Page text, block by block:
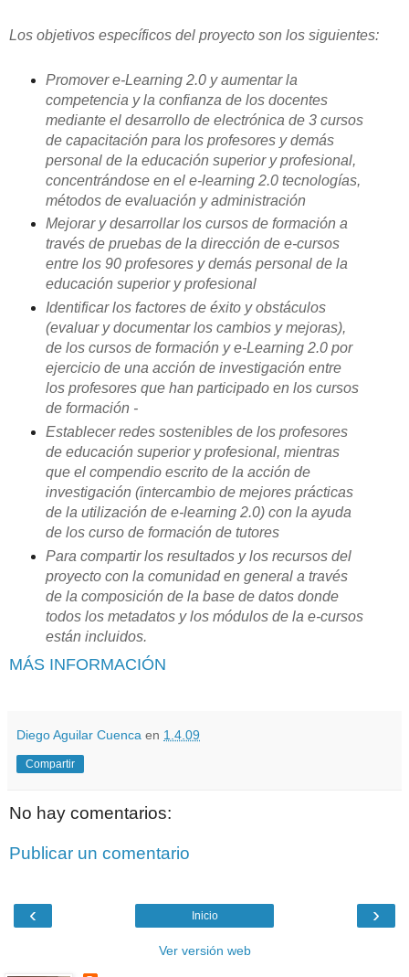
Los objetivos específicos del proyecto son los siguientes:
Promover e-Learning 2.0 y aumentar la
competencia y la confianza de los docentes
mediante el desarrollo de electrónica de 3 cursos
de capacitación para los profesores y demás
personal de la educación superior y profesional,
concentrándose en el e-learning 2.0 tecnologías,
métodos de evaluación y administración
Mejorar y desarrollar los cursos de formación a
través de pruebas de la dirección de e-cursos
entre los 90 profesores y demás personal de la
educación superior y profesional
Identificar los factores de éxito y obstáculos
(evaluar y documentar los cambios y mejoras),
de los cursos de formación y e-Learning 2.0 por
ejercicio de una acción de investigación entre
los profesores que han participado en los cursos
de formación -
Establecer redes sostenibles de los profesores
de educación superior y profesional, mientras
que el compendio escrito de la acción de
investigación (intercambio de mejores prácticas
de la utilización de e-learning 2.0) con la ayuda
de los curso de formación de tutores
Para compartir los resultados y los recursos del
proyecto con la comunidad en general a través
de la composición de la base de datos donde
todos los metadatos y los módulos de la e-cursos
están incluidos.
MÁS INFORMACIÓN
Diego Aguilar Cuenca en 1.4.09
Compartir
No hay comentarios:
Publicar un comentario
‹ ›
Inicio
Ver versión web